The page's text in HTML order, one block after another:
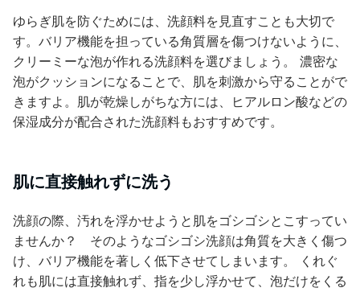
ゆらぎ肌を防ぐためには、洗顔料を見直すことも大切で
す。バリア機能を担っている角質層を傷つけないように、
クリーミーな泡が作れる洗顔料を選びましょう。 濃密な
泡がクッションになることで、肌を刺激から守ることがで
きますよ。肌が乾燥しがちな方には、ヒアルロン酸などの
保湿成分が配合された洗顔料もおすすめです。
肌に直接触れずに洗う
洗顔の際、汚れを浮かせようと肌をゴシゴシとこすってい
ませんか？ そのようなゴシゴシ洗顔は角質を大きく傷つ
け、バリア機能を著しく低下させてしまいます。 くれぐ
れも肌には直接触れず、指を少し浮かせて、泡だけをくる